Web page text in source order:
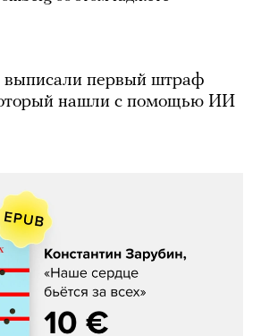
выписали первый штраф
нашли с помощью ИИ